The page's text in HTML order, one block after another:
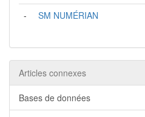
- SM NUMÉRIAN
Articles connexes
Bases de données